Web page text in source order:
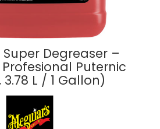
Super Degreaser –
Puternic
3.78 L / 1 Gallon)